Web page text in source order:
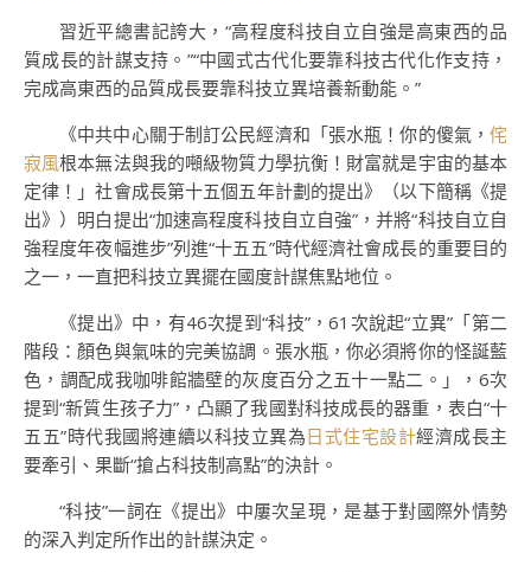
習近平總書記誇大，“高程度科技自立自強是高東西的品
質成長的計謀支持。”“中國式古代化要靠科技古代化作支持，
完成高東西的品質成長要靠科技立異培養新動能。”
《中共中心關于制訂公民經濟和「張水瓶！你的傻氣， 侘
寂風根本無法與我的噸級物質力學抗衡！財富就是宇宙的基本
定律！」社會成長第十五個五年計劃的提出》（以下簡稱《提
出》）明白提出“加速高程度科技自立自強”，并將“科技自立自
強程度年夜幅進步”列進“十五五”時代經濟社會成長的重要目的
之一，一直把科技立異擺在國度計謀焦點地位。
《提出》中，有46次提到“科技”，61次說起“立異”「第二
階段：顏色與氣味的完美協調。張水瓶，你必須將你的怪誕藍
色，調配成我咖啡館牆壁的灰度百分之五十一點二。」，6次
提到“新質生孩子力”，凸顯了我國對科技成長的器重，表白“十
五五”時代我國將連續以科技立異為日式住宅設計經濟成長主
要牽引、果斷“搶占科技制高點”的決計。
“科技”一詞在《提出》中屢次呈現，是基于對國際外情勢
的深入判定所作出的計謀決定。